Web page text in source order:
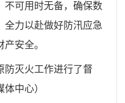
不可用时无备，确保数
全力以赴做好防汛应急
安全。
防灭火工作进行了督
体中心）